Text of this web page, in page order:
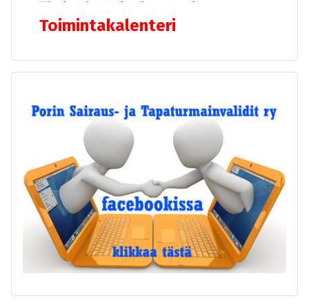
Toimintakalenteri